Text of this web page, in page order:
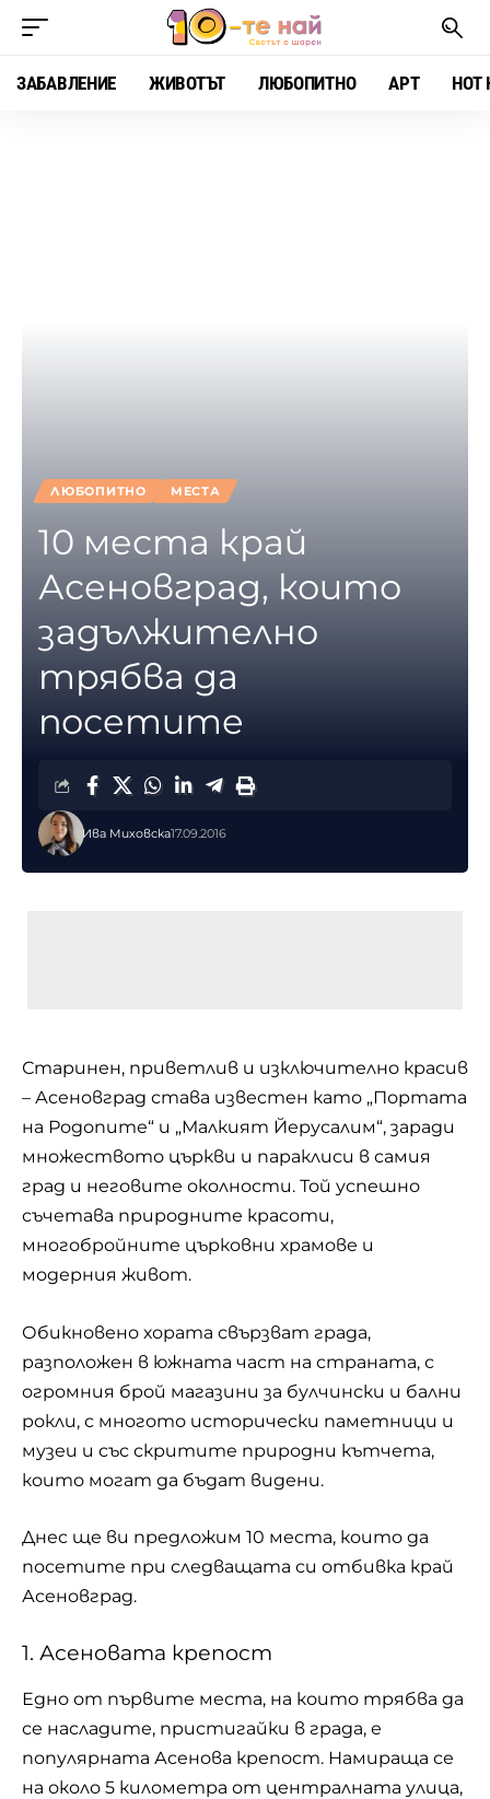
ЗАБАВЛЕНИЕ ЖИВОТЪТ ЛЮБОПИТНО АРТ HOT
ЛЮБОПИТНО МЕСТА
10 места край
Асеновград, които
задължително
трябва да
посетите
Ива Миховска17.09.2016
Старинен, приветлив и изключително красив
– Асеновград става известен като „Портата
на Родопите“ и „Малкият Йерусалим“, заради
множеството църкви и параклиси в самия
град и неговите околности. Той успешно
съчетава природните красоти,
многобройните църковни храмове и
модерния живот.
Обикновено хората свързват града,
разположен в южната част на страната, с
огромния брой магазини за булчински и бални
рокли, с многото исторически паметници и
музеи и със скритите природни кътчета,
които могат да бъдат видени.
Днес ще ви предложим 10 места, които да
посетите при следващата си отбивка край
Асеновград.
1. Асеновата крепост
Едно от първите места, на които трябва да
се насладите, пристигайки в града, е
популярната Асенова крепост. Намираща се
на около 5 километра от централната улица,